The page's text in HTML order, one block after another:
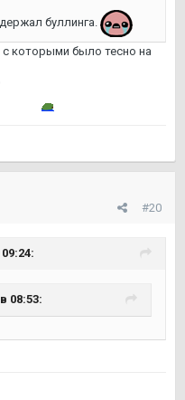
буллинга.
которыми было тесно на
#20
08:53: